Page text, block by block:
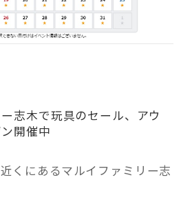
志木で玩具のセール、アウ
開催中
くにあるマルイファミリー志